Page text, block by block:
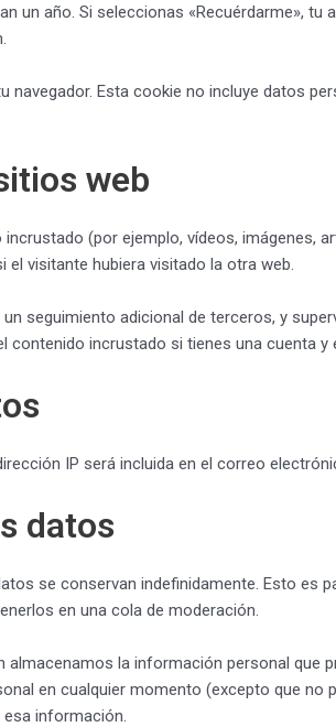
un año. Si seleccionas «Recuérdarme», tu
Esta cookie no incluye datos
web
(por ejemplo, vídeos, imágenes,
visitante hubiera visitado la otra web.
seguimiento adicional de terceros, y
incrustado si tienes una cuenta
IP será incluida en el correo
datos
se conservan indefinidamente. Esto es
en una cola de moderación.
la información personal que
en cualquier momento (excepto que no
esa información.